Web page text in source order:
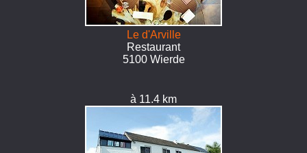
Le d'Arville
Restaurant
5100 Wierde
à 11.4 km